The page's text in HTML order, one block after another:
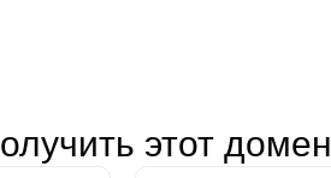
этот домен